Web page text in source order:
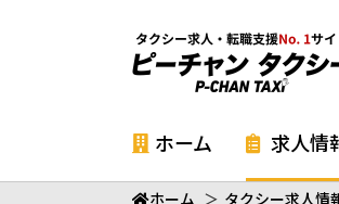
ホーム 求人情
ホーム ＞ タクシー求人情